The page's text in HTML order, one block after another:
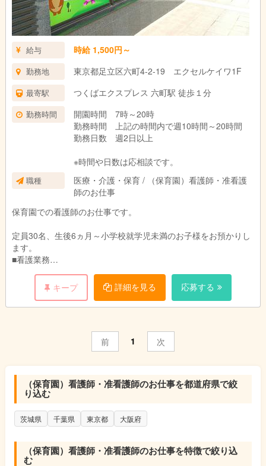
給与 時給 1,500円～
勤務地 東京都足立区六町4-2-19 エクセルケイワ1F
最寄駅 つくばエクスプレス 六町駅 徒歩１分
勤務時間
開園時間 7時～20時
勤務時間 上記の時間内で週10時間～20時間
勤務日数 週2日以上
※時間や日数は応相談です。
職種
医療・介護・保育 / （保育園）看護師・准看護
師のお仕事
保育園での看護師のお仕事です。
定員30名、生後6ヵ月～小学校就学児未満のお子様をお預かりし
ます。
■看護業務
・お子様の健康管理や衛生管理
・怪我の応急処置や体調不良児の対応
・保健衛生アドバイス 等
■保育補助業務
※保育園では子どものケガや体調不良が極力発生しない
ようにする必要があります。
よって普段は看護業務より保育補助業務が中心となります。
保育補助をしながら子ども達の体調などに気を配り、
有事の際に対応いただきます。
キープ 詳細を見る 応募する
前 1 次
（保育園）看護師・准看護師のお仕事を都道府県で絞
り込む
茨城県 千葉県 東京都 大阪府
（保育園）看護師・准看護師のお仕事を特徴で絞り込
む